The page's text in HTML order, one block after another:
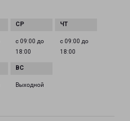
с 09:00 до
18:00
с 09:00 до
18:00
Выходной